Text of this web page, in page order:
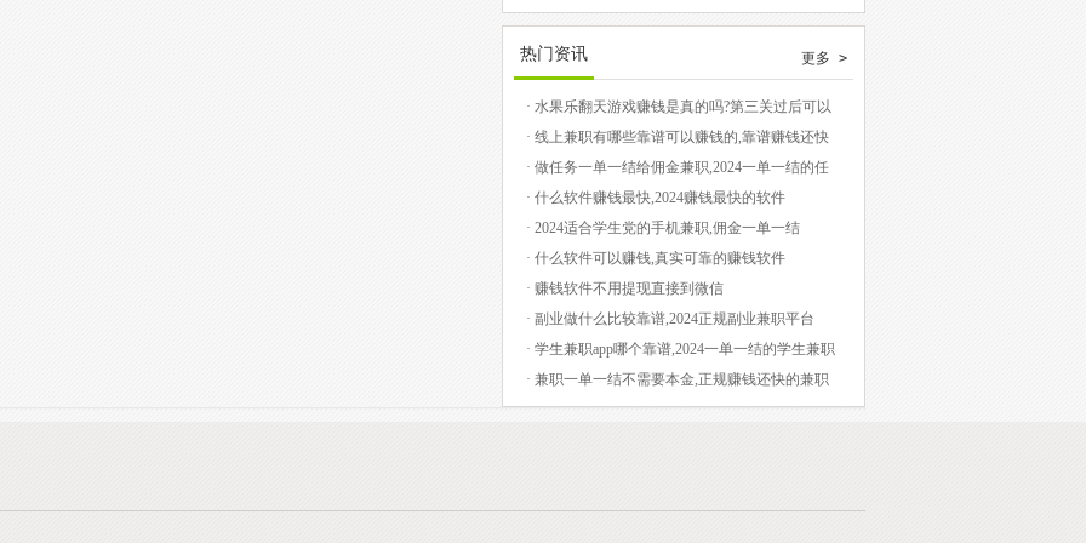
因此，悬赏任务也逐渐转向手机平台。随着手机
应用程序的增多，手机上的悬赏任务也变得更加
普遍。因此，各大平台也纷纷推出了自己的悬赏
任务应用程序。本文将介绍国内最受欢迎和最热
门的手机悬赏任务赚钱应用程序，以帮助用户选
择适合自己的平台。 事实上，我们都知道，悬
赏任务的需求类型并不多，大多数任务也是相似
的。对于手机赚钱而言，我们最需要的是一个长
期稳定的平台。只要在手机上安装3-5个可靠的应
用程序，就能满足我们的需求了。
热门资讯 更多 >
· 水果乐翻天游戏赚钱是真的吗?第三关过后可以
提现吗?
· 线上兼职有哪些靠谱可以赚钱的,靠谱赚钱还快
的线上兼职
· 做任务一单一结给佣金兼职,2024一单一结的任
务平台
· 什么软件赚钱最快,2024赚钱最快的软件
· 2024适合学生党的手机兼职,佣金一单一结
· 什么软件可以赚钱,真实可靠的赚钱软件
· 赚钱软件不用提现直接到微信
· 副业做什么比较靠谱,2024正规副业兼职平台
· 学生兼职app哪个靠谱,2024一单一结的学生兼职
app
· 兼职一单一结不需要本金,正规赚钱还快的兼职